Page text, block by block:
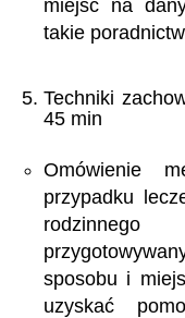
miejsc na
takie
Techniki
45 min
Omówienie
przypadku
rodzinnego
sposobu i
uzyskać